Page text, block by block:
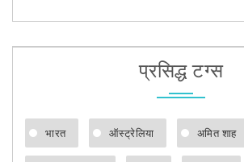
प्रसिद्ध टग्स
भारत ऑस्ट्रेलिया अमित शाह